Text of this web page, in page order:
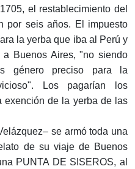
el restablecimiento del
por seis años. El impuesto
la yerba que iba al Perú y
Buenos Aires, "no siendo
género preciso para la
Los pagarían los
exención de la yerba de las
se armó toda una
de su viaje de Buenos
PUNTA DE SISEROS, al